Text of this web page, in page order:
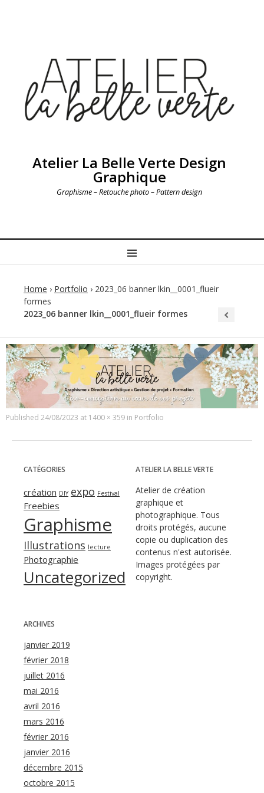
Atelier La Belle Verte Design
Graphique
Graphisme – Retouche photo – Pattern design
MENU
Home › Portfolio › 2023_06 banner lkin__0001_flueir
formes
2023_06 banner lkin__0001_flueir formes
Published 24/08/2023 at 1400 × 359 in Portfolio
CATÉGORIES
création DIY expo Festival
Freebies
Graphisme
Illustrations lecture
Photographie
Uncategorized
ATELIER LA BELLE VERTE
Atelier de création
graphique et
photographique. Tous
droits protégés, aucune
copie ou duplication des
contenus n'est autorisée.
Images protégées par
copyright.
ARCHIVES
janvier 2019
février 2018
juillet 2016
mai 2016
avril 2016
mars 2016
février 2016
janvier 2016
décembre 2015
octobre 2015